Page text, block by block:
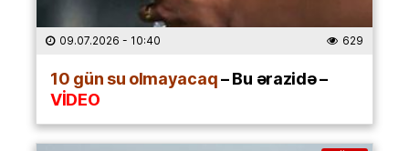
09.07.2026 - 10:40 629
10 gün su olmayacaq– Bu ərazidə –
VİDEO